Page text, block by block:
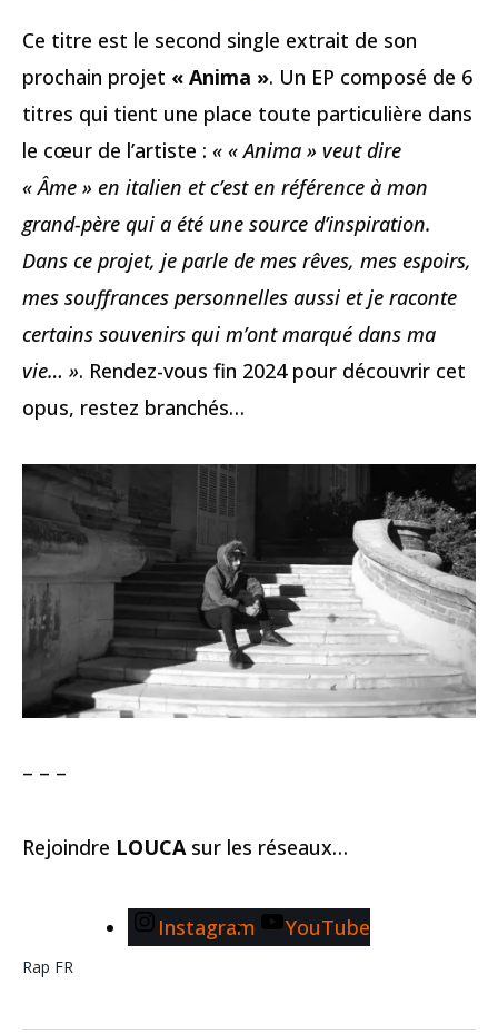
Ce titre est le second single extrait de son
prochain projet « Anima ». Un EP composé de 6
titres qui tient une place toute particulière dans
le cœur de l’artiste : « « Anima » veut dire
« Âme » en italien et c’est en référence à mon
grand-père qui a été une source d’inspiration.
Dans ce projet, je parle de mes rêves, mes espoirs,
mes souffrances personnelles aussi et je raconte
certains souvenirs qui m’ont marqué dans ma
vie… ». Rendez-vous fin 2024 pour découvrir cet
opus, restez branchés…
– – –
Rejoindre LOUCA sur les réseaux…
Instagram YouTube
Rap FR